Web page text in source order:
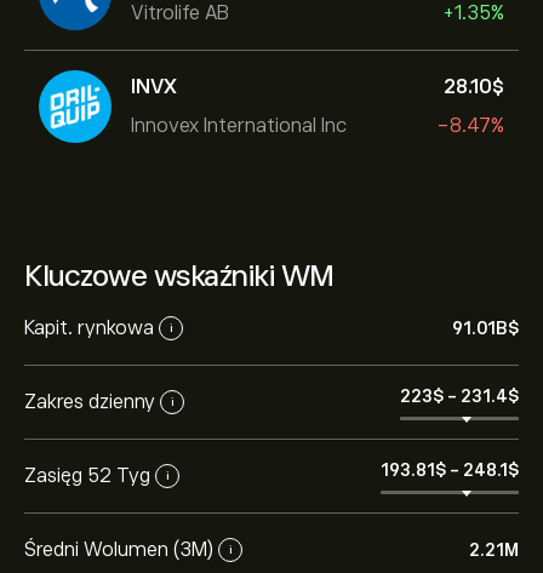
Vitrolife AB
+1.35%
INVX
Innovex International Inc
28.10‎$‎
-8.47%
Kluczowe wskaźniki WM
Kapit. rynkowa i 91.01B‎$‎
Zakres dzienny i 223‎$‎ - 231.4‎$‎
Zasięg 52 Tyg i 193.81‎$‎ - 248.1‎$‎
Średni Wolumen (3M) i 2.21M